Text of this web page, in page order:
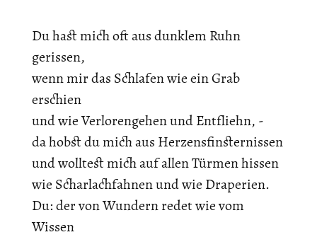
Du hast mich oft aus dunklem Ruhn
gerissen,
wenn mir das Schlafen wie ein Grab
erschien
und wie Verlorengehen und Entfliehn, -
da hobst du mich aus Herzensfinsternissen
und wolltest mich auf allen Türmen hissen
wie Scharlachfahnen und wie Draperien.
Du: der von Wundern redet wie vom
Wissen